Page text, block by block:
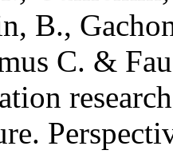
B.,
C. &